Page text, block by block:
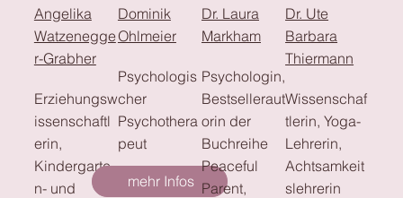
Angelika
Watzenegge
r-Grabher
Erziehungsw
issenschaftl
erin,
Kindergarte
n- und
Dominik
Ohlmeier
Psychologis
cher
Psychothera
peut
mehr Infos
Dr. Laura
Markham
Psychologin,
Bestselleraut
orin der
Buchreihe
Peaceful
Parent,
Dr. Ute
Barbara
Thiermann
Wissenschaf
tlerin, Yoga-
Lehrerin,
Achtsamkeit
slehrerin